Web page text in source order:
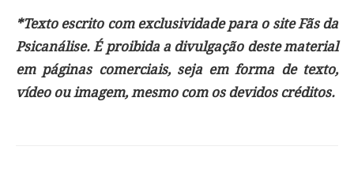
*Texto escrito com exclusividade para o site Fãs da
Psicanálise. É proibida a divulgação deste material
em páginas comerciais, seja em forma de texto,
vídeo ou imagem, mesmo com os devidos créditos.